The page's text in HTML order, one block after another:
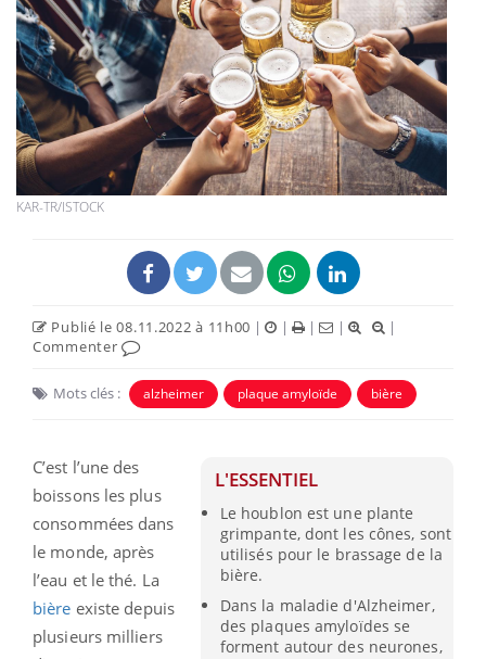
KAR-TR/ISTOCK
Publié le 08.11.2022 à 11h00 | | | |
|
Commenter
Mots clés : alzheimer plaque amyloïde bière
L'ESSENTIEL
Le houblon est une plante
grimpante, dont les cônes, sont
utilisés pour le brassage de la
bière.
Dans la maladie d'Alzheimer,
des plaques amyloïdes se
forment autour des neurones,
C’est l’une des
boissons les plus
consommées dans
le monde, après
l’eau et le thé. La
bière existe depuis
plusieurs milliers